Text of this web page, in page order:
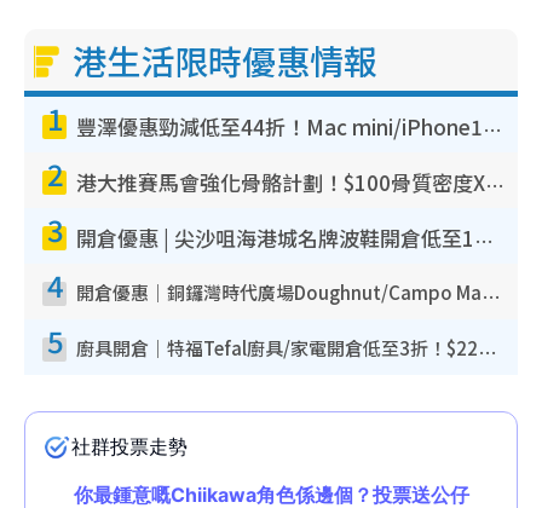
港生活限時優惠情報
1 豐澤優惠勁減低至44折！Mac mini/iPhone17Pro大減價！廚房家電$220起
2 港大推賽馬會強化骨骼計劃！$100骨質密度X光檢查 完成免費運動訓練送超市禮券！附參加資格
3 開倉優惠 | 尖沙咀海港城名牌波鞋開倉低至1折！On鞋$899起／Joy&Peace鞋履$98起
4 開倉優惠｜銅鑼灣時代廣場Doughnut/Campo Marzio開倉低至1折！背囊、書包、手袋劈價$200起
5 廚具開倉｜特福Tefal廚具/家電開倉低至3折！$220起買平底鍋/炒鑊/湯煲！電飯煲/吸塵機/燙斗$418起